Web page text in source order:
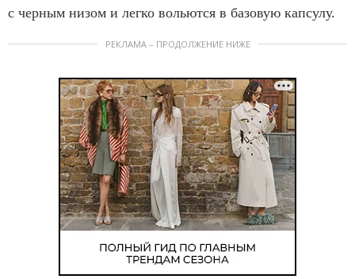
с черным низом и легко вольются в базовую капсулу.
РЕКЛАМА – ПРОДОЛЖЕНИЕ НИЖЕ